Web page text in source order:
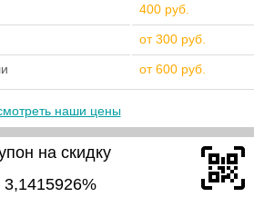
400 руб.
от 300 руб.
от 600 руб.
наши цены
на скидку
3,1415926%